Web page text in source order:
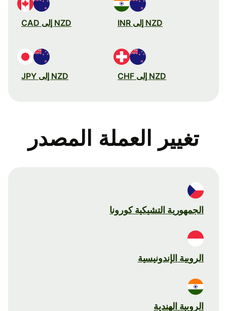
NZD إلى INR NZD إلى CAD
NZD إلى CHF NZD إلى JPY
تغيير العملة المصدر
الجمهورية التشيكية كورونا
الروبية الإندونيسية
الروبية الهندية